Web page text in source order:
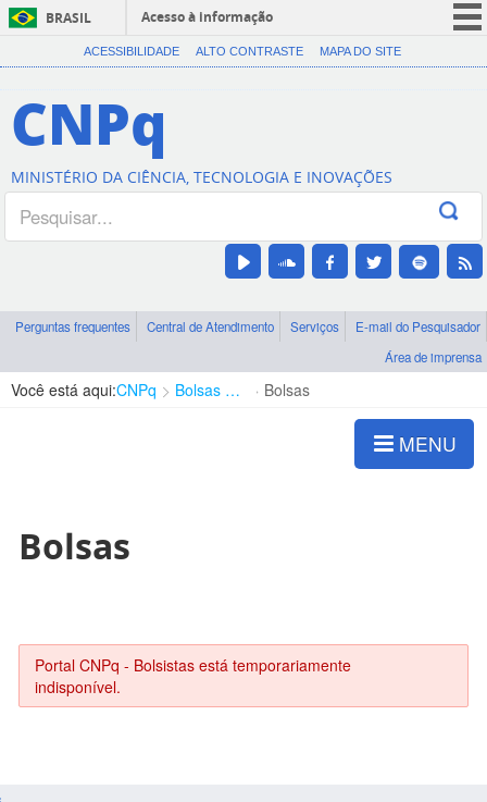
BRASIL
Acesso à informação
CORONAVÍRUS (COVID-19)
Canais
ACESSIBILIDADE ALTO CONTRASTE MAPA DO SITE
CNPq
MINISTÉRIO DA CIÊNCIA, TECNOLOGIA E INOVAÇÕES
Perguntas frequentes Central de Atendimento Serviços
E-mail do Pesquisador
Área de imprensa
Você está aqui:CNPq Bolsas e Auxílios Vigentes Bolsas
MENU
Bolsas
Portal CNPq - Bolsistas está temporariamente
indisponível.